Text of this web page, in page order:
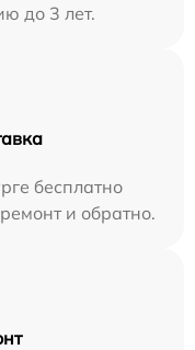
до 3 лет.
бесплатно
и обратно.